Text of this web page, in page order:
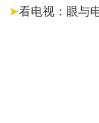
➤看电视：眼与